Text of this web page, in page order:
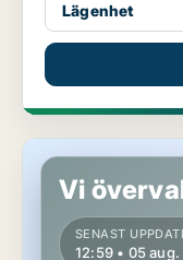
Lägenhet
Lägenhet i Malmö
Vi
SENAST
12:59 • 05 aug.